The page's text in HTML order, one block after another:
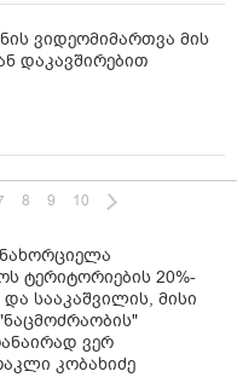
ვიდეომიმართვა მის
დაკავშირებით
8 9 10
ტერიტორიების 20%-
და სააკაშვილის, მისი
ვერ
კობახიძე